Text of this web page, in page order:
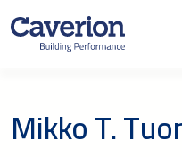
Mikko T.